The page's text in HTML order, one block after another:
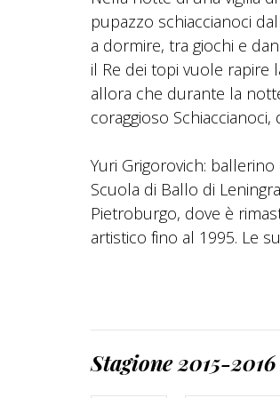
pupazzo schiaccianoci
a dormire, tra giochi e
il Re dei topi vuole rapire
allora che durante la
coraggioso
Yuri Grigorovich:
Scuola di Ballo di
Pietroburgo, dove è
artistico fino al 1995. Le
Stagione 2015-2016